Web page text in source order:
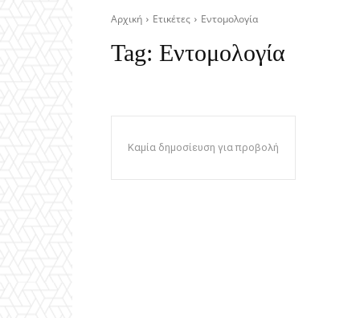
Αρχική Ετικέτες Εντομολογία
Tag: Εντομολογία
Καμία δημοσίευση για προβολή